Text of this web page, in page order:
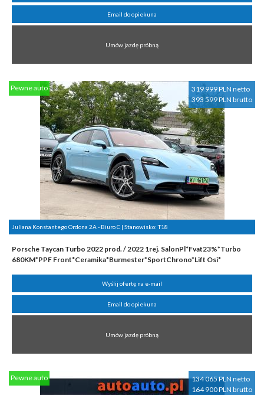
Email do opiekuna
Umów jazdę próbną
319 999 PLN netto
393 599 PLN brutto
Pewne auto
Juliana Konstantego Ordona 2A - Biuro C | Stanowisko:T18
Porsche Taycan Turbo 2022 prod. / 2022 1rej. SalonPl*Fvat23%*Turbo
680KM*PPF Front*Ceramika*Burmester*SportChrono*Lift Osi*
Wyślij ofertę na e-mail
Email do opiekuna
Umów jazdę próbną
134 065 PLN netto
164 900 PLN brutto
Pewne auto